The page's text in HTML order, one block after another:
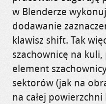
w Blenderze
dodawanie
klawisz shift. Tak
szachownicę na kuli,
element
sektorów (jak na
na całej